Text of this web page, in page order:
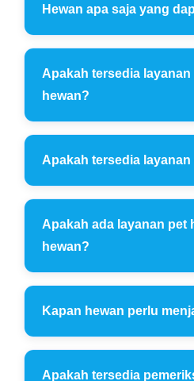
Hewan apa saja yang
Apakah tersedia
hewan?
Apakah tersedia
Apakah ada layanan pet
hewan?
Kapan hewan perlu
Apakah tersedia